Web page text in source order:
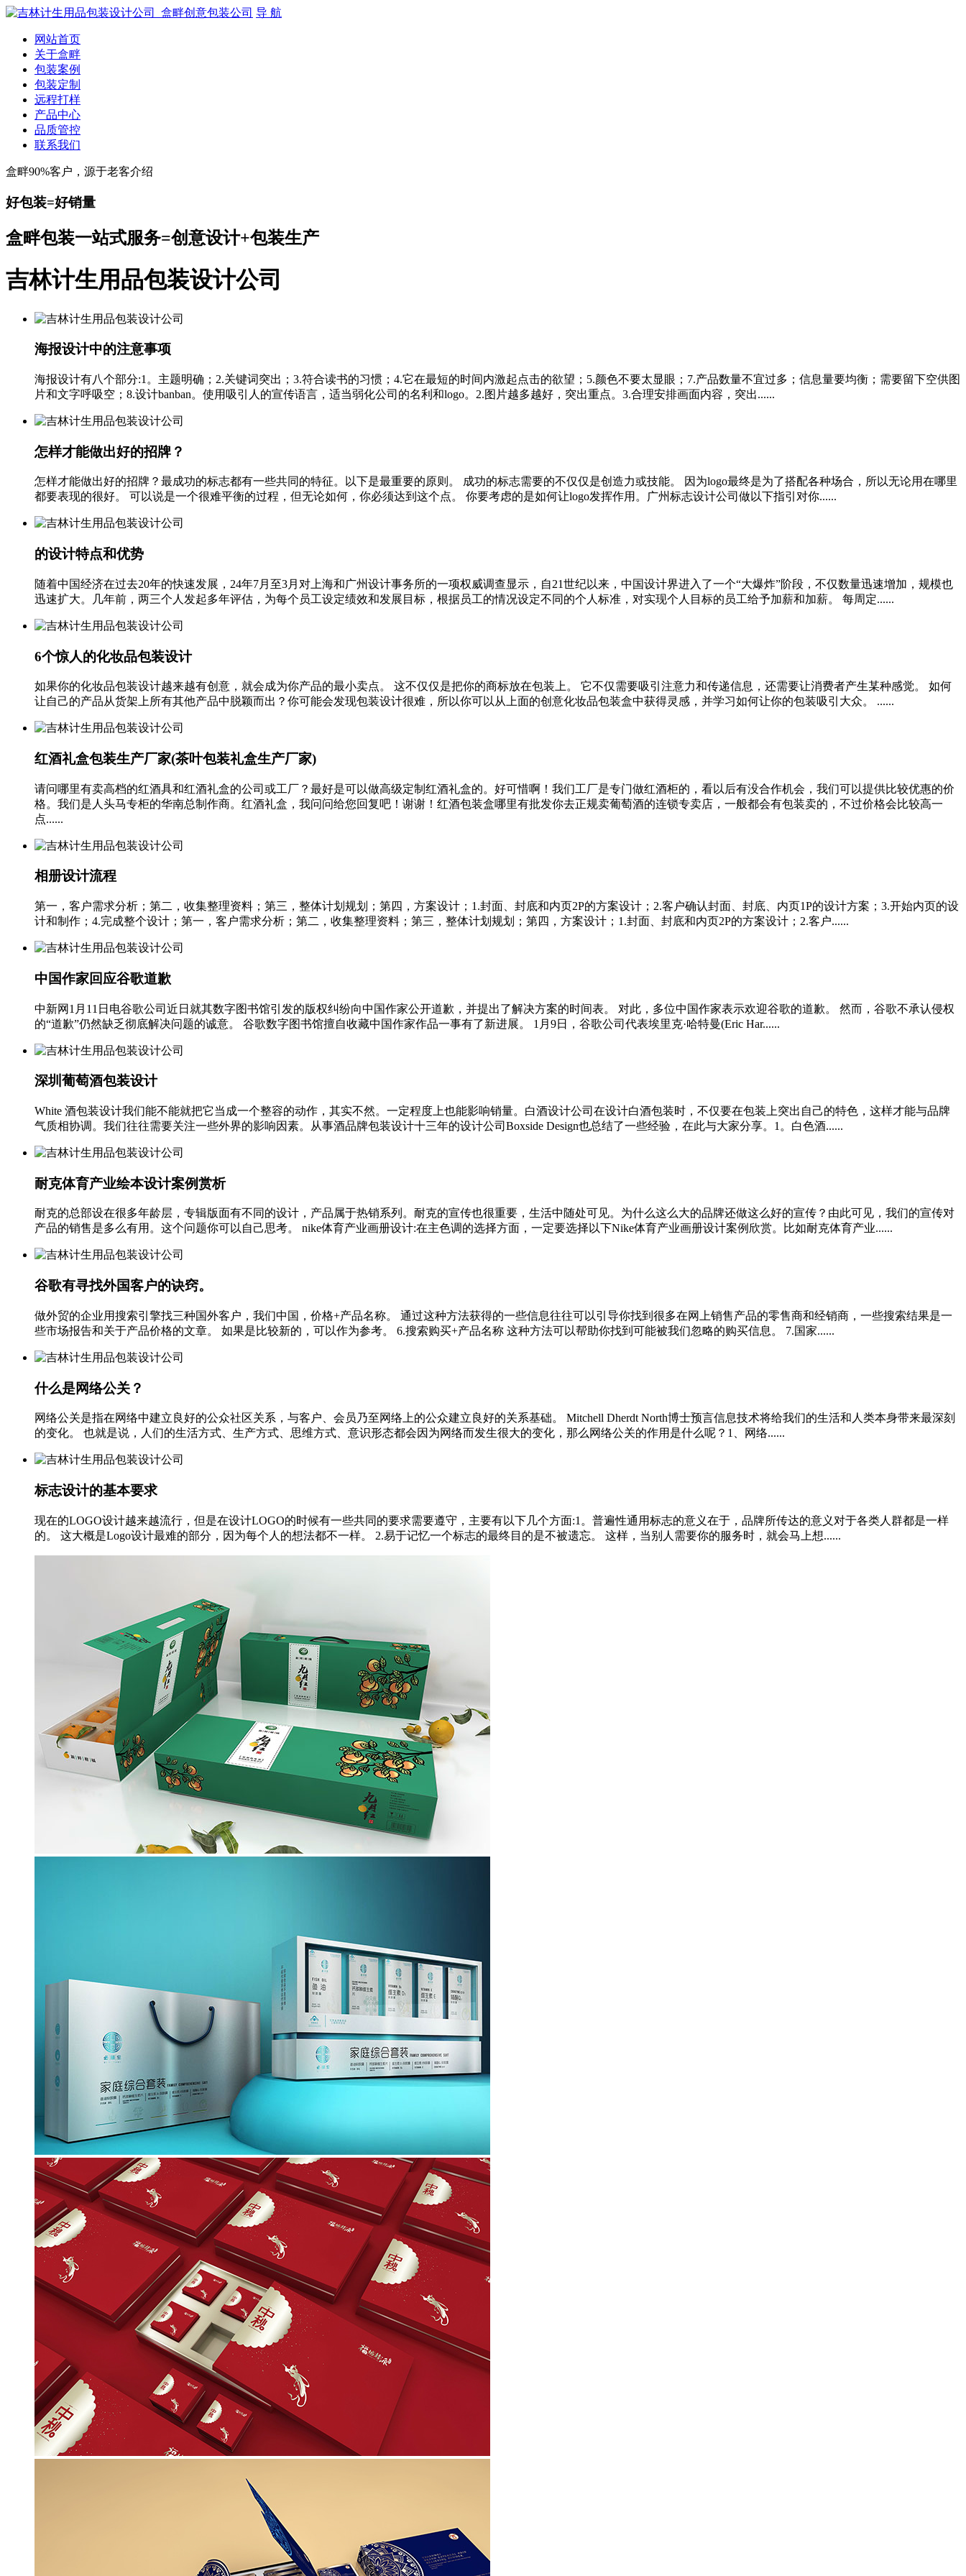
导 航
网站首页
关于盒畔
包装案例
包装定制
远程打样
产品中心
品质管控
联系我们
盒畔90%客户，源于老客介绍
好包装=好销量
盒畔包装一站式服务=创意设计+包装生产
吉林计生用品包装设计公司
海报设计中的注意事项
海报设计有八个部分:1。主题明确；2.关键词突出；3.符合读书的习惯；4.它在最短的时间内激起点击的欲望；5.颜色不要太显眼；7.产品数量不宜过多；信息量要均衡；需要留下空供图
片和文字呼吸空；8.设计banban。使用吸引人的宣传语言，适当弱化公司的名利和logo。2.图片越多越好，突出重点。3.合理安排画面内容，突出......
怎样才能做出好的招牌？
怎样才能做出好的招牌？最成功的标志都有一些共同的特征。以下是最重要的原则。 成功的标志需要的不仅仅是创造力或技能。 因为logo最终是为了搭配各种场合，所以无论用在哪里
都要表现的很好。 可以说是一个很难平衡的过程，但无论如何，你必须达到这个点。 你要考虑的是如何让logo发挥作用。广州标志设计公司做以下指引对你......
的设计特点和优势
随着中国经济在过去20年的快速发展，24年7月至3月对上海和广州设计事务所的一项权威调查显示，自21世纪以来，中国设计界进入了一个“大爆炸”阶段，不仅数量迅速增加，规模也
迅速扩大。几年前，两三个人发起多年评估，为每个员工设定绩效和发展目标，根据员工的情况设定不同的个人标准，对实现个人目标的员工给予加薪和加薪。 每周定......
6个惊人的化妆品包装设计
如果你的化妆品包装设计越来越有创意，就会成为你产品的最小卖点。 这不仅仅是把你的商标放在包装上。 它不仅需要吸引注意力和传递信息，还需要让消费者产生某种感觉。 如何
让自己的产品从货架上所有其他产品中脱颖而出？你可能会发现包装设计很难，所以你可以从上面的创意化妆品包装盒中获得灵感，并学习如何让你的包装吸引大众。 ......
红酒礼盒包装生产厂家(茶叶包装礼盒生产厂家)
请问哪里有卖高档的红酒具和红酒礼盒的公司或工厂？最好是可以做高级定制红酒礼盒的。好可惜啊！我们工厂是专门做红酒柜的，看以后有没合作机会，我们可以提供比较优惠的价
格。我们是人头马专柜的华南总制作商。红酒礼盒，我问问给您回复吧！谢谢！红酒包装盒哪里有批发你去正规卖葡萄酒的连锁专卖店，一般都会有包装卖的，不过价格会比较高一
点......
相册设计流程
第一，客户需求分析；第二，收集整理资料；第三，整体计划规划；第四，方案设计；1.封面、封底和内页2P的方案设计；2.客户确认封面、封底、内页1P的设计方案；3.开始内页的设
计和制作；4.完成整个设计；第一，客户需求分析；第二，收集整理资料；第三，整体计划规划；第四，方案设计；1.封面、封底和内页2P的方案设计；2.客户......
中国作家回应谷歌道歉
中新网1月11日电谷歌公司近日就其数字图书馆引发的版权纠纷向中国作家公开道歉，并提出了解决方案的时间表。 对此，多位中国作家表示欢迎谷歌的道歉。 然而，谷歌不承认侵权
的“道歉”仍然缺乏彻底解决问题的诚意。 谷歌数字图书馆擅自收藏中国作家作品一事有了新进展。 1月9日，谷歌公司代表埃里克·哈特曼(Eric Har......
深圳葡萄酒包装设计
White 酒包装设计我们能不能就把它当成一个整容的动作，其实不然。一定程度上也能影响销量。白酒设计公司在设计白酒包装时，不仅要在包装上突出自己的特色，这样才能与品牌
气质相协调。我们往往需要关注一些外界的影响因素。从事酒品牌包装设计十三年的设计公司Boxside Design也总结了一些经验，在此与大家分享。1。白色酒......
耐克体育产业绘本设计案例赏析
耐克的总部设在很多年龄层，专辑版面有不同的设计，产品属于热销系列。耐克的宣传也很重要，生活中随处可见。为什么这么大的品牌还做这么好的宣传？由此可见，我们的宣传对
产品的销售是多么有用。这个问题你可以自己思考。 nike体育产业画册设计:在主色调的选择方面，一定要选择以下Nike体育产业画册设计案例欣赏。比如耐克体育产业......
谷歌有寻找外国客户的诀窍。
做外贸的企业用搜索引擎找三种国外客户，我们中国，价格+产品名称。 通过这种方法获得的一些信息往往可以引导你找到很多在网上销售产品的零售商和经销商，一些搜索结果是一
些市场报告和关于产品价格的文章。 如果是比较新的，可以作为参考。 6.搜索购买+产品名称 这种方法可以帮助你找到可能被我们忽略的购买信息。 7.国家......
什么是网络公关？
网络公关是指在网络中建立良好的公众社区关系，与客户、会员乃至网络上的公众建立良好的关系基础。 Mitchell Dherdt North博士预言信息技术将给我们的生活和人类本身带来最深刻
的变化。 也就是说，人们的生活方式、生产方式、思维方式、意识形态都会因为网络而发生很大的变化，那么网络公关的作用是什么呢？1、网络......
标志设计的基本要求
现在的LOGO设计越来越流行，但是在设计LOGO的时候有一些共同的要求需要遵守，主要有以下几个方面:1。普遍性通用标志的意义在于，品牌所传达的意义对于各类人群都是一样
的。 这大概是Logo设计最难的部分，因为每个人的想法都不一样。 2.易于记忆一个标志的最终目的是不被遗忘。 这样，当别人需要你的服务时，就会马上想......